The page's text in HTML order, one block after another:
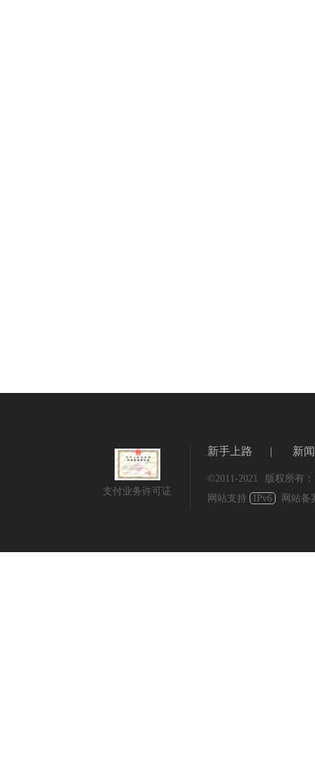
支付业务许可证
新手上路 | 新
©2011-2021
版权所有
网站支持 IPv6 网站备